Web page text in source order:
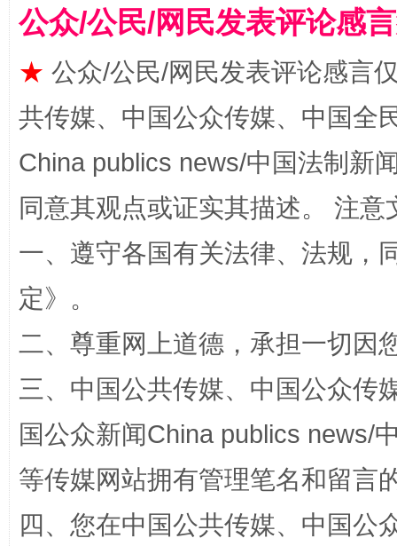
解纷+调解+退费，一次搞定
漫山遍野的桃花与雪山、麦地、白藏房 除
公众/公民/网民发表评论感
★ 公众/公民/网民发表评论感言
共传媒、中国公众传媒、中国全
China publics news/中国法制新
同意其观点或证实其描述。 注
一、遵守各国有关法律、法规，
定》。
二、尊重网上道德，承担一切因
三、中国公共传媒、中国公众传
国公众新闻China publics news/
等传媒网站拥有管理笔名和留言
四、您在中国公共传媒、中国公